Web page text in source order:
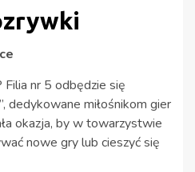
nr 5 odbędzie się
dedykowane miłośnikom gier
okazja, by w towarzystwie
nowe gry lub cieszyć się